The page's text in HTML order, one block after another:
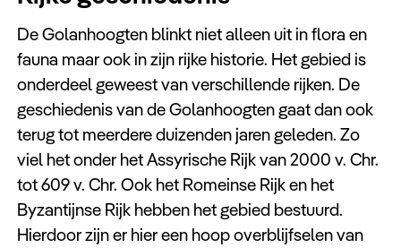
De Golanhoogten blinkt niet alleen uit in flora en
fauna maar ook in zijn rijke historie. Het gebied is
onderdeel geweest van verschillende rijken. De
geschiedenis van de Golanhoogten gaat dan ook
terug tot meerdere duizenden jaren geleden. Zo
viel het onder het Assyrische Rijk van 2000 v. Chr.
tot 609 v. Chr. Ook het Romeinse Rijk en het
Byzantijnse Rijk hebben het gebied bestuurd.
Hierdoor zijn er hier een hoop overblijfselen van